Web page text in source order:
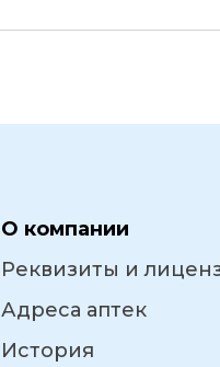
О компании
Реквизиты и
Адреса аптек
История